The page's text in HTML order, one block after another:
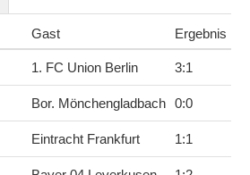
Gast Ergebnis
1. FC Union Berlin 3:1
Bor. Mönchengladbach 0:0
Eintracht Frankfurt 1:1